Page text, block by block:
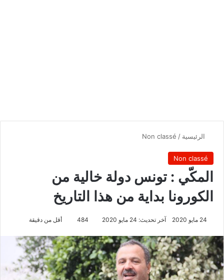
الرئيسية /
Non classé
Non classé
المكّي : تونس دولة خالية من
الكورونا بداية من هذا التاريخ
24 مايو 2020 آخر تحديث: 24 مايو 2020 484 أقل من دقيقة